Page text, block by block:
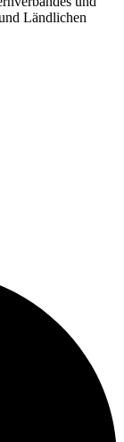
Ländlichen